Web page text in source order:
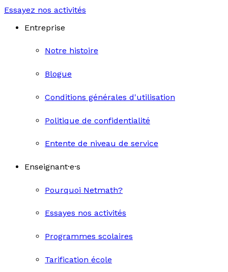
Essayez nos activités
Entreprise
Notre histoire
Blogue
Conditions générales d'utilisation
Politique de confidentialité
Entente de niveau de service
Enseignant·e·s
Pourquoi Netmath?
Essayes nos activités
Programmes scolaires
Tarification école